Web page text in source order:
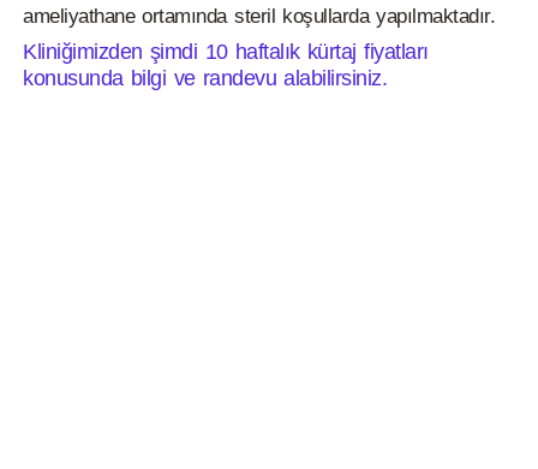
ameliyathane ortamında steril koşullarda yapılmaktadır.
Kliniğimizden şimdi 10 haftalık kürtaj fiyatları
konusunda bilgi ve randevu alabilirsiniz.